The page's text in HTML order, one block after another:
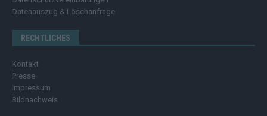
Datenauszug & Löschanfrage
RECHTLICHES
Kontakt
Presse
Impressum
Bildnachweis